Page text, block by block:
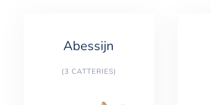
Abessijn
(3 CATTERIES)